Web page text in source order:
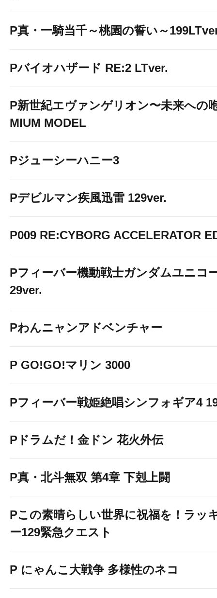
P真・一騎当千～桃園の誓い～
Pバイオハザード RE:2 LTver.
P新世紀エヴァンゲリオン〜未来への
MIUM MODEL
Pジューシーハニー3
Pデビルマン疾風迅雷 129ver.
P009 RE:CYBORG ACCELERATOR
Pフィーバー機動戦士ガンダムユニコ
29ver.
Pわんニャンアドベンチャー
P GO!GO!マリン 3000
Pフィーバー戦姫絶唱シンフォギア4
Pドラムだ！金ドン 花火外伝
P真・北斗無双 第4章 下剋上闘
Pこの素晴らしい世界に祝福を！ラッ
ー129緊急クエスト
P にゃんこ大戦争 多様性のネコ